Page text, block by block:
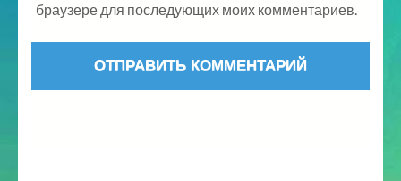
браузере для последующих моих комментариев.